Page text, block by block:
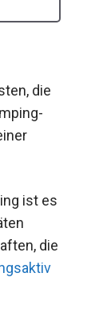
die
ist